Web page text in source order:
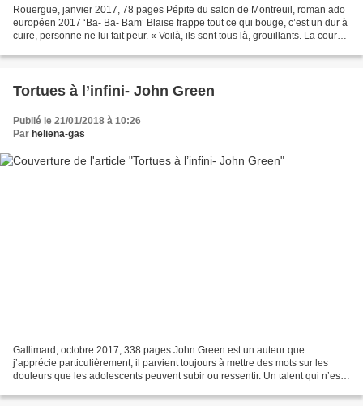
Rouergue, janvier 2017, 78 pages Pépite du salon de Montreuil, roman ado
européen 2017 ‘Ba- Ba- Bam’ Blaise frappe tout ce qui bouge, c’est un dur à
cuire, personne ne lui fait peur. « Voilà, ils sont tous là, grouillants. La cour
Tortues à l’infini- John Green
Publié le 21/01/2018 à 10:26
Par heliena-gas
Gallimard, octobre 2017, 338 pages John Green est un auteur que
j’apprécie particulièrement, il parvient toujours à mettre des mots sur les
douleurs que les adolescents peuvent subir ou ressentir. Un talent qui n’est